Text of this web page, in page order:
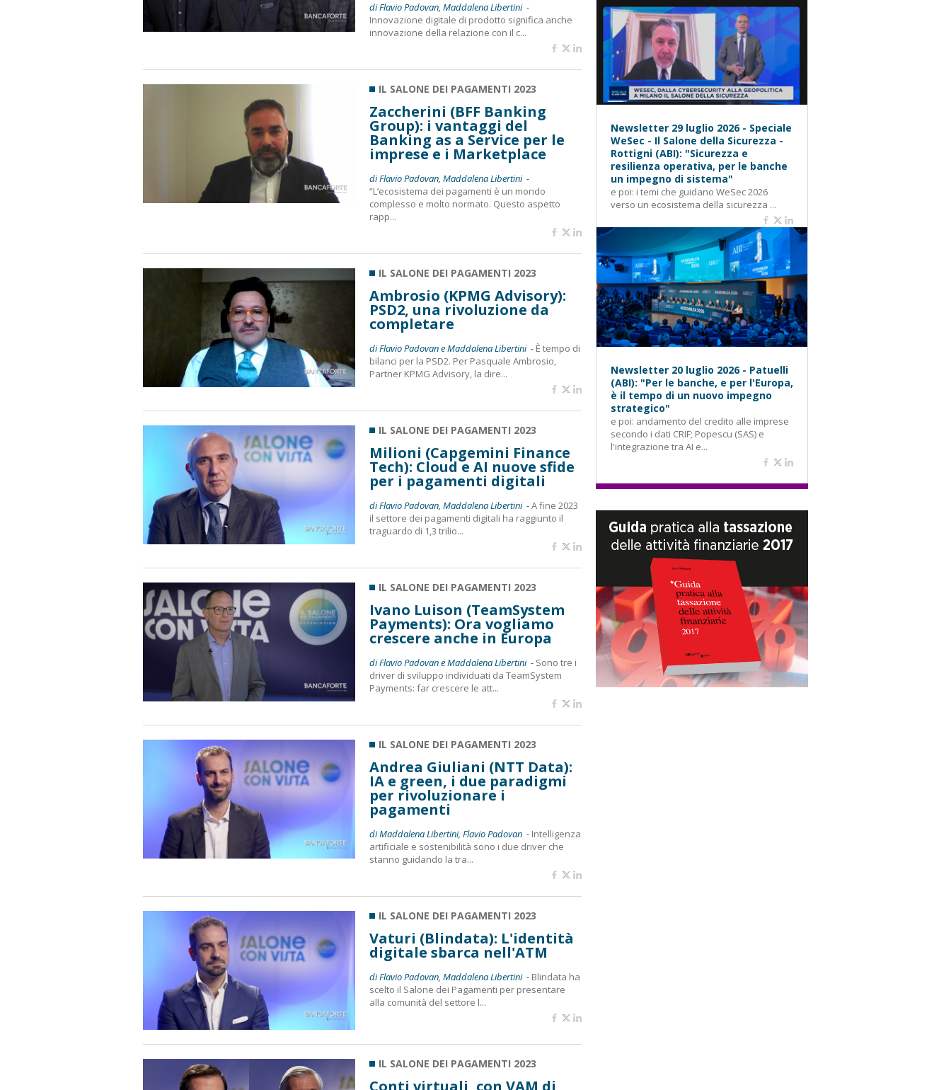
di Flavio Padovan, Maddalena Libertini -
Innovazione digitale di prodotto significa anche
innovazione della relazione con il c...
IL SALONE DEI PAGAMENTI 2023
Zaccherini (BFF Banking
Group): i vantaggi del
Banking as a Service per le
imprese e i Marketplace
di Flavio Padovan, Maddalena Libertini -
“L’ecosistema dei pagamenti è un mondo
complesso e molto normato. Questo aspetto
rapp...
IL SALONE DEI PAGAMENTI 2023
Ambrosio (KPMG Advisory):
PSD2, una rivoluzione da
completare
di Flavio Padovan e Maddalena Libertini - È tempo di
bilanci per la PSD2. Per Pasquale Ambrosio,
Partner KPMG Advisory, la dire...
IL SALONE DEI PAGAMENTI 2023
Milioni (Capgemini Finance
Tech): Cloud e AI nuove sfide
per i pagamenti digitali
di Flavio Padovan, Maddalena Libertini -A fine 2023
il settore dei pagamenti digitali ha raggiunto il
traguardo di 1,3 trilio...
IL SALONE DEI PAGAMENTI 2023
Ivano Luison (TeamSystem
Payments): Ora vogliamo
crescere anche in Europa
di Flavio Padovan e Maddalena Libertini - Sono tre i
driver di sviluppo individuati da TeamSystem
Payments: far crescere le att...
IL SALONE DEI PAGAMENTI 2023
Andrea Giuliani (NTT Data):
IA e green, i due paradigmi
per rivoluzionare i
pagamenti
di Maddalena Libertini, Flavio Padovan - Intelligenza
artificiale e sostenibilità sono i due driver che
stanno guidando la tra...
IL SALONE DEI PAGAMENTI 2023
Vaturi (Blindata): L'identità
digitale sbarca nell'ATM
di Flavio Padovan, Maddalena Libertini - Blindata ha
scelto il Salone dei Pagamenti per presentare
alla comunità del settore l...
IL SALONE DEI PAGAMENTI 2023
Conti virtuali, con VAM di
Newsletter 29 luglio 2026 - Speciale
WeSec - Il Salone della Sicurezza -
Rottigni (ABI): "Sicurezza e
resilienza operativa, per le banche
un impegno di sistema"
e poi: i temi che guidano WeSec 2026
verso un ecosistema della sicurezza ...
Newsletter 20 luglio 2026 - Patuelli
(ABI): "Per le banche, e per l'Europa,
è il tempo di un nuovo impegno
strategico"
e poi: andamento del credito alle imprese
secondo i dati CRIF; Popescu (SAS) e
l'integrazione tra AI e...